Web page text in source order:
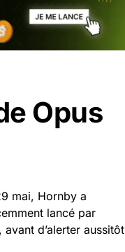
Opus
mai, Hornby a
lancé par
d’alerter aussitôt